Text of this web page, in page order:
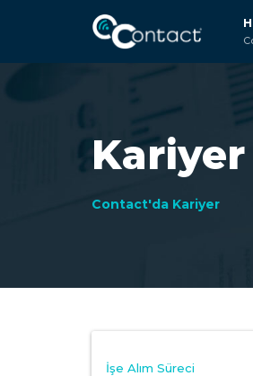
Kariyer
Contact'da Kariyer
İşe Alım Süreci